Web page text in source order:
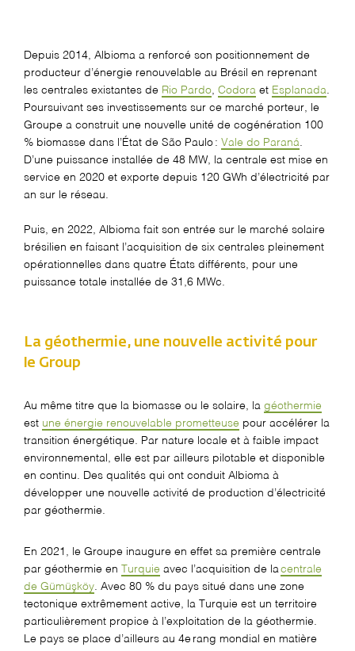
Depuis 2014, Albioma a renforcé son positionnement de
producteur d’énergie renouvelable au Brésil en reprenant
les centrales existantes de Rio Pardo, Codora et Esplanada.
Poursuivant ses investissements sur ce marché porteur, le
Groupe a construit une nouvelle unité de cogénération 100
% biomasse dans l’État de São Paulo : Vale do Paraná.
D’une puissance installée de 48 MW, la centrale est mise en
service en 2020 et exporte depuis 120 GWh d’électricité par
an sur le réseau.
Puis, en 2022, Albioma fait son entrée sur le marché solaire
brésilien en faisant l’acquisition de six centrales pleinement
opérationnelles dans quatre États différents, pour une
puissance totale installée de 31,6 MWc.
La géothermie, une nouvelle activité pour
le Group
Au même titre que la biomasse ou le solaire, la géothermie
est une énergie renouvelable prometteuse pour accé érer la
transition énergétique. Par nature locale et à faible impact
environnemental, elle est par ailleurs pilotable et disponible
en continu. Des qualités qui ont conduit Albioma à
développer une nouvelle activité de production d ’é lectricité
par géothermie.
En 2021, le Groupe inaugure en effet sa première centrale
par géothermie en
Turquie avec l’acquisition de lacentrale
de Gümüşköy. Avec 80 % du pays situé dans une zone
tectonique extrêmement active, la Turquie est un territoire
particulièrement propice à l’exploitation de la géothermie.
Le pays se place d’ailleurs au 4e rang mondial en matière